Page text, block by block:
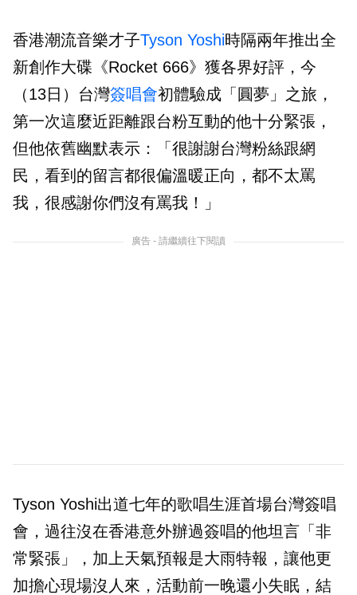
香港潮流音樂才子Tyson Yoshi時隔兩年推出全
新創作大碟《Rocket 666》獲各界好評，今
（13日）台灣簽唱會初體驗成「圓夢」之旅，
第一次這麼近距離跟台粉互動的他十分緊張，
但他依舊幽默表示：「很謝謝台灣粉絲跟網
民，看到的留言都很偏溫暖正向，都不太罵
我，很感謝你們沒有罵我！」
廣告 - 請繼續往下閱讀
Tyson Yoshi出道七年的歌唱生涯首場台灣簽唱
會，過往沒在香港意外辦過簽唱的他坦言「非
常緊張」，加上天氣預報是大雨特報，讓他更
加擔心現場沒人來，活動前一晚還小失眠，結